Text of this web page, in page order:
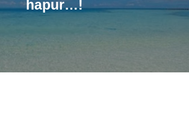
hapur…!